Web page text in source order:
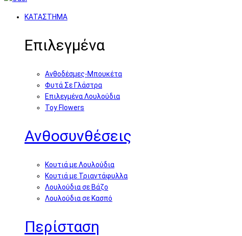
ΚΑΤΑΣΤΗΜΑ
Επιλεγμένα
Ανθοδέσμες-Μπουκέτα
Φυτά Σε Γλάστρα
Επιλεγμένα Λουλούδια
Toy Flowers
Ανθοσυνθέσεις
Κουτιά με Λουλούδια
Κουτιά με Τριαντάφυλλα
Λουλούδια σε Βάζο
Λουλούδια σε Κασπό
Περίσταση